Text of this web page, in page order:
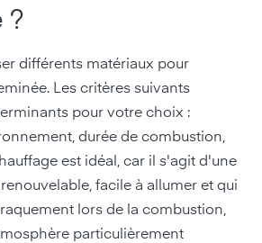
?
différents matériaux pour
Les critères suivants
pour votre choix :
durée de combustion,
est idéal, car il s'agit d'une
facile à allumer et qui
lors de la combustion,
particulièrement